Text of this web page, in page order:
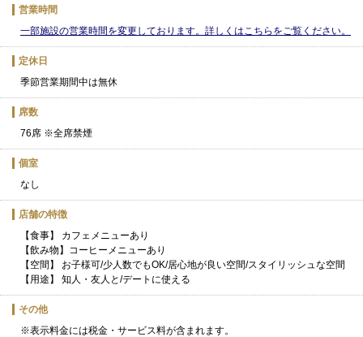
営業時間
一部施設の営業時間を変更しております。詳しくはこちらをご覧ください。
定休日
季節営業期間中は無休
席数
76席 ※全席禁煙
個室
なし
店舗の特徴
【食事】 カフェメニューあり
【飲み物】コーヒーメニューあり
【空間】 お子様可/少人数でもOK/居心地が良い空間/スタイリッシュな空間
【用途】 知人・友人と/デートに使える
その他
※表示料金には税金・サービス料が含まれます。